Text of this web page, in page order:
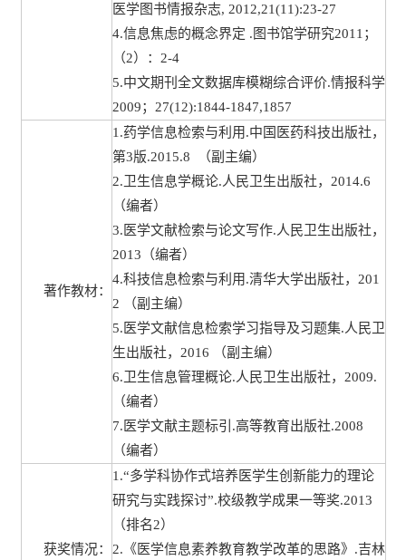
医学图书情报杂志, 2012,21(11):23-27
4.信息焦虑的概念界定 .图书馆学研究2011；
（2）：2-4
5.中文期刊全文数据库模糊综合评价.情报科学
2009；27(12):1844-1847,1857
著作教材：
1.药学信息检索与利用.中国医药科技出版社，
第3版.2015.8 （副主编）
2.卫生信息学概论.人民卫生出版社，2014.6
（编者）
3.医学文献检索与论文写作.人民卫生出版社，
2013（编者）
4.科技信息检索与利用.清华大学出版社，201
2 （副主编）
5.医学文献信息检索学习指导及习题集.人民卫
生出版社，2016 （副主编）
6.卫生信息管理概论.人民卫生出版社，2009.
（编者）
7.医学文献主题标引.高等教育出版社.2008
（编者）
获奖情况：
1.“多学科协作式培养医学生创新能力的理论
研究与实践探讨”.校级教学成果一等奖.2013
（排名2）
2.《医学信息素养教育教学改革的思路》.吉林